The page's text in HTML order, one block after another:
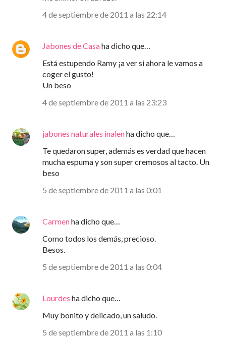
4 de septiembre de 2011 a las 22:14
Jabones de Casaha dicho que…
Está estupendo Ramy ¡a ver si ahora le vamos a
coger el gusto!
Un beso
4 de septiembre de 2011 a las 23:23
jabones naturales inalenha dicho que…
Te quedaron super, además es verdad que hacen
mucha espuma y son super cremosos al tacto. Un
beso
5 de septiembre de 2011 a las 0:01
Carmenha dicho que…
Como todos los demás, precioso.
Besos.
5 de septiembre de 2011 a las 0:04
Lourdes ha dicho que…
Muy bonito y delicado, un saludo.
5 de septiembre de 2011 a las 1:10